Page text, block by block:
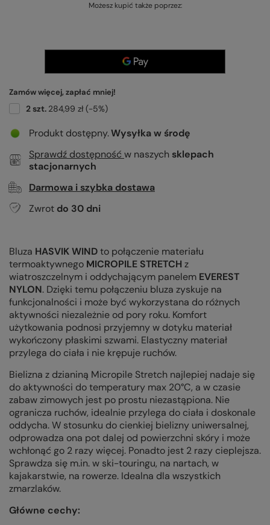
Możesz kupić także poprzez:
Zamów więcej, zapłać mniej!
2szt. 284,99 zł(-5%)
Produkt dostępny Wysyłkaw środę
Sprawdź dostępność w naszych sklepach
stacjonarnych
Darmowa i szybka dostawa
Zwrot do 30 dni
Bluza HASVIK WINDto połączenie materiału
termoaktywnego MICROPILE STRETCH z
wiatroszczelnym i oddychającym panelem EVEREST
NYLON. Dzięki temu połączeniu bluza zyskuje na
funkcjonalności i może być wykorzystana do różnych
aktywności niezależnie od pory roku. Komfort
użytkowania podnosi przyjemny w dotyku materiał
wykończony płaskimi szwami. Elastyczny materiał
przylega do ciała i nie krępuje ruchów.
Bielizna z dzianiną Micropile Stretch najlepiej nadaje się
do aktywności do temperatury max 20°C, a w czasie
zabaw zimowych jest po prostu niezastąpiona. Nie
ogranicza ruchów, idealnie przylega do ciała i doskonale
oddycha. W stosunku do cienkiej bielizny uniwersalnej,
odprowadza ona pot dalej od powierzchni skóry i może
wchłonąć go 2 razy więcej. Ponadto jest 2 razy cieplejsza.
Sprawdza się m.in. w ski-touringu, na nartach, w
kajakarstwie, na rowerze. Idealna dla wszystkich
zmarzlaków.
Główne cechy: